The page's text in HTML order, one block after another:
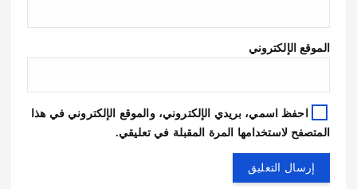
الموقع الإلكتروني
احفظ اسمي، بريدي الإلكتروني، والموقع الإلكتروني في هذا
المتصفح لاستخدامها المرة المقبلة في تعليقي.